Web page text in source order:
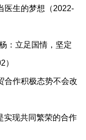
医生的梦想（2022-
：立足国情，坚定
）
合作积极态势不会改
实现共同繁荣的合作